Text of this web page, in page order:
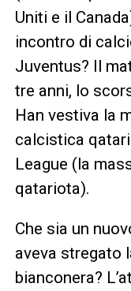
Uniti e il
incontro di
Juventus? Il
tre anni, lo
Han vestiva la
calcistica
League (la
qatariota).
Che sia un
aveva stregato
bianconera?